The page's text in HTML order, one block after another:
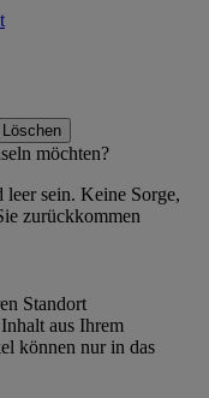
Löschen
möchten?
sein. Keine Sorge,
zurückkommen
Standort
aus Ihrem
können nur in das